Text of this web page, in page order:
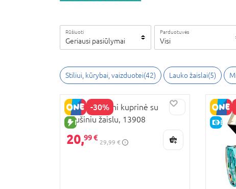
Rūšiuoti
Geriausi pasiūlymai
Parduotuvės
Visi
Stiliui, kūrybai, vaizduotei(42) Lauko žaislai(5)
-30%
NAUJA PREKĖ
PERLETTI Mini kuprinė su
pliušiniu žaislu, 13908
20,99 €
29,99 €
E-